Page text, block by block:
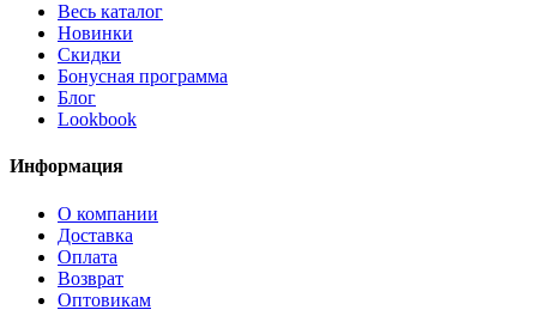
Весь каталог
Новинки
Скидки
Бонусная программа
Блог
Lookbook
Информация
О компании
Доставка
Оплата
Возврат
Оптовикам